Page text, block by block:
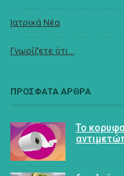
Ιατρικά Νέα
Γνωρίζετε ότι...
ΠΡΟΣΦΑΤΑ ΑΡΘΡΑ
Το